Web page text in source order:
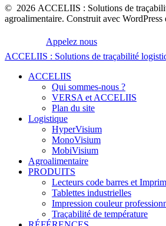
© 2026 ACCELIIS : Solutions de
agroalimentaire. Construit avec WordPress
Appelez nous
ACCELIIS : Solutions de traçabilité
ACCELIIS
Qui sommes-nous ?
VERSA et ACCELIIS
Plan du site
Logistique
HyperVisium
MonoVisium
MobiVisium
Agroalimentaire
PRODUITS
Lecteurs code barres et
Tablettes industrielles
Impression couleur
Traçabilité de température